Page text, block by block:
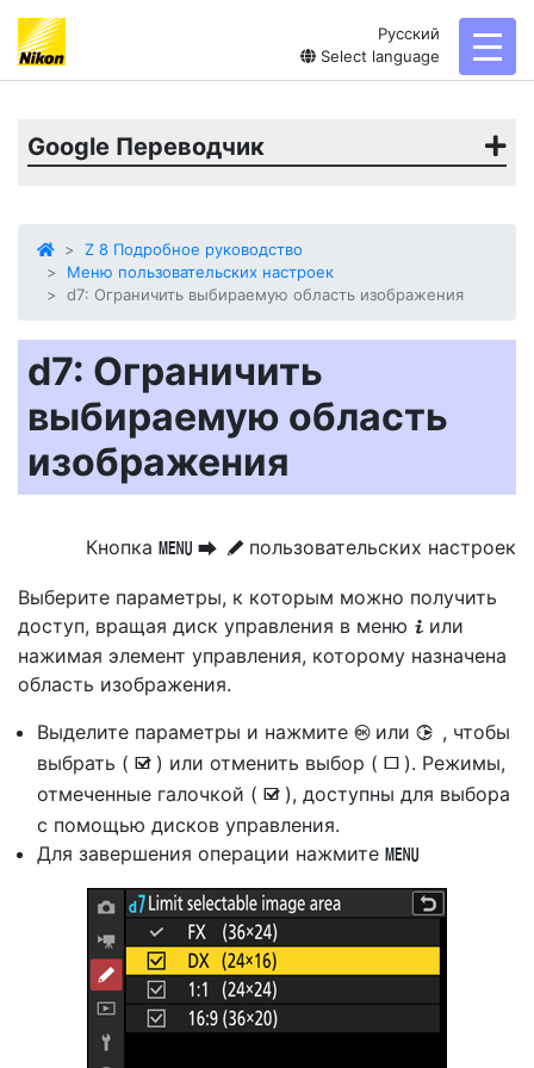
Русский
Select language
Google Переводчик
Z 8 Подробное руководство
Меню пользовательских настроек
d7: Ограничить выбираемую область изображения
d7: Ограничить
выбираемую область
изображения
Кнопка G U A пользовательских настроек
Выберите параметры, к которым можно получить
доступ, вращая диск управления в меню i или
нажимая элемент управления, которому назначена
область изображения.
Выделите параметры и нажмите J или 2 , чтобы
выбрать ( M ) или отменить выбор ( U ). Режимы,
отмеченные галочкой ( M ), доступны для выбора
с помощью дисков управления.
Для завершения операции нажмите G